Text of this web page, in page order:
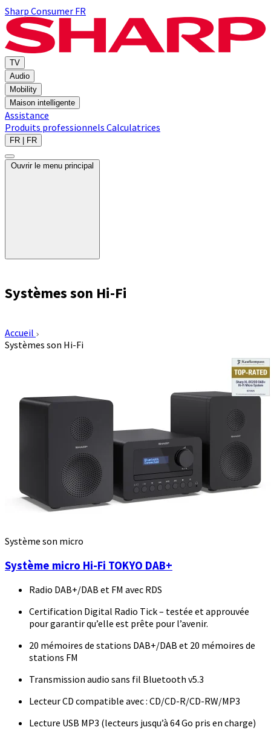
Sharp Consumer FR
TV
Audio
Mobility
Maison intelligente
Assistance
Produits professionnels Calculatrices
FR | FR
Ouvrir le menu principal
Systèmes son Hi-Fi
Accueil
Systèmes son Hi-Fi
Système son micro
Système micro Hi-Fi TOKYO DAB+
Radio DAB+/DAB et FM avec RDS
Certification Digital Radio Tick – testée et approuvée
pour garantir qu’elle est prête pour l’avenir.
20 mémoires de stations DAB+/DAB et 20 mémoires de
stations FM
Transmission audio sans fil Bluetooth v5.3
Lecteur CD compatible avec : CD/CD-R/CD-RW/MP3
Lecture USB MP3 (lecteurs jusqu’à 64 Go pris en charge)